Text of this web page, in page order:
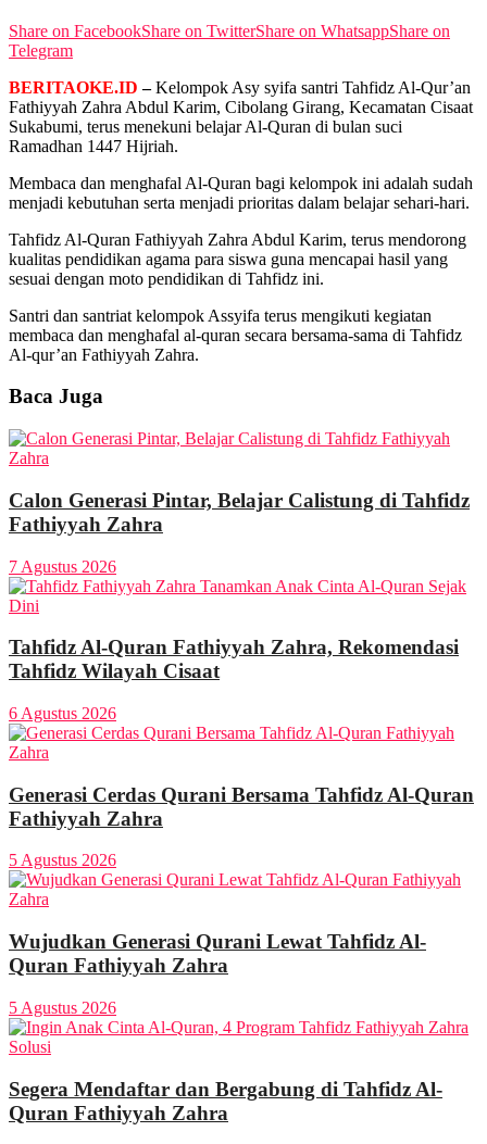
Share on FacebookShare on TwitterShare on WhatsappShare on
Telegram
BERITAOKE.ID –Kelompok Asy syifa santri Tahfidz Al-Qur’an
Fathiyyah Zahra Abdul Karim, Cibolang Girang, Kecamatan Cisaat
Sukabumi, terus menekuni belajar Al-Quran di bulan suci
Ramadhan 1447 Hijriah.
Membaca dan menghafal Al-Quran bagi kelompok ini adalah sudah
menjadi kebutuhan serta menjadi prioritas dalam belajar sehari-hari.
Tahfidz Al-Quran Fathiyyah Zahra Abdul Karim, terus mendorong
kualitas pendidikan agama para siswa guna mencapai hasil yang
sesuai dengan moto pendidikan di Tahfidz ini.
Santri dan santriat kelompok Assyifa terus mengikuti kegiatan
membaca dan menghafal al-quran secara bersama-sama di Tahfidz
Al-qur’an Fathiyyah Zahra.
Baca Juga
Calon Generasi Pintar, Belajar Calistung di Tahfidz
Fathiyyah Zahra
7 Agustus 2026
Tahfidz Al-Quran Fathiyyah Zahra, Rekomendasi
Tahfidz Wilayah Cisaat
6 Agustus 2026
Generasi Cerdas Qurani Bersama Tahfidz Al-Quran
Fathiyyah Zahra
5 Agustus 2026
Wujudkan Generasi Qurani Lewat Tahfidz Al-
Quran Fathiyyah Zahra
5 Agustus 2026
Segera Mendaftar dan Bergabung di Tahfidz Al-
Quran Fathiyyah Zahra